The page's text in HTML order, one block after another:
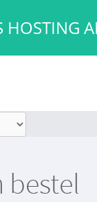
HOSTING
bestel